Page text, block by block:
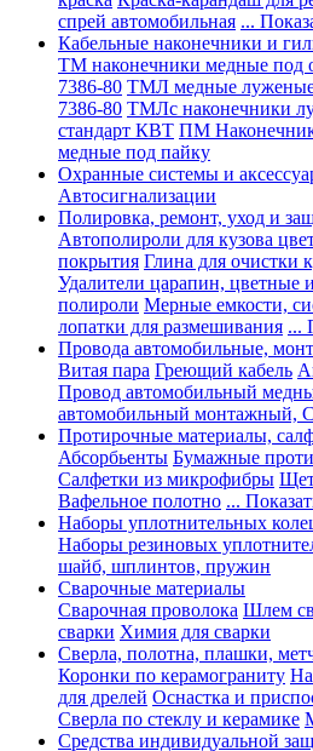
спрей автомобильная ...
Кабельные наконечники и
ТМ наконечники медные под
7386-80 ТМЛ медные
7386-80 ТМЛс наконечники
стандарт КВТ ПМ
медные под пайку
Охранные системы и
Автосигнализации
Полировка, ремонт, уход и
Автополироли для кузова
покрытия Глина для очистки
Удалители царапин, цветные
полироли Мерные емкости,
лопатки для размешивания ...
Провода автомобильные,
Витая пара Греющий кабель
Провод автомобильный
автомобильный монтажный,
Протирочные материалы,
Абсорбьенты Бумажные
Салфетки из микрофибры
Вафельное полотно ...
Наборы уплотнительных
Наборы резиновых
шайб, шплинтов, пружин
Сварочные материалы
Сварочная проволока Шлем
сварки Химия для сварки
Сверла, полотна, плашки,
Коронки по керамограниту
для дрелей Оснастка и
Сверла по стеклу и керамике
Средства индивидуальной